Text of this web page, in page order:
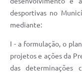
desportivas no
mediante:
I - a formulação, o
projetos e ações da
das determinações